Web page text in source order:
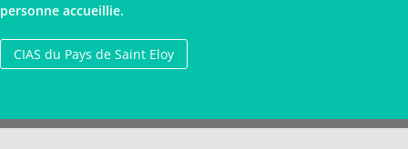
personne accueillie.
CIAS du Pays de Saint Eloy